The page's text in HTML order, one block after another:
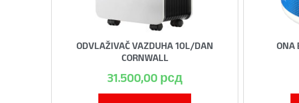
ODVLAŽIVAČ VAZDUHA 10L/DAN
CORNWALL
31.500,00 рсд
ONA